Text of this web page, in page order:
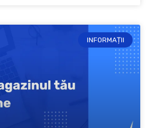
INFORMAȚII